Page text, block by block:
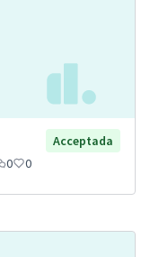
Acceptada
0 0